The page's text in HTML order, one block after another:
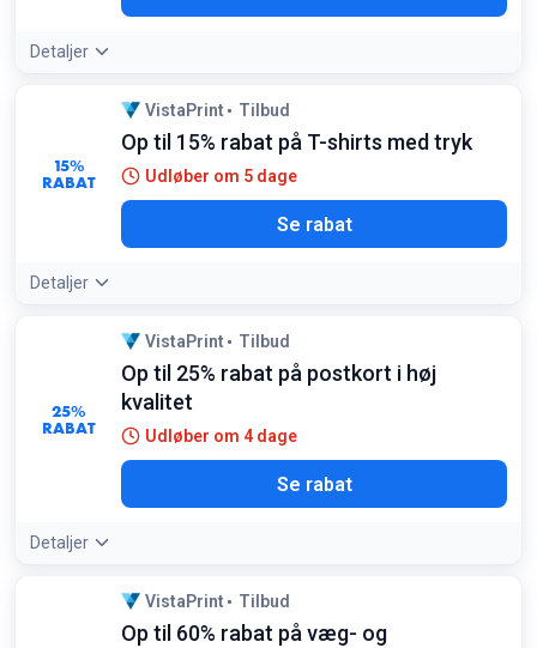
Detaljer
15%
RABAT
VistaPrint Tilbud
Op til 15% rabat på T-shirts med tryk
Udløber om 5 dage
Se rabat
Detaljer
25%
RABAT
VistaPrint Tilbud
Op til 25% rabat på postkort i høj
kvalitet
Udløber om 4 dage
Se rabat
Detaljer
VistaPrint Tilbud
Op til 60% rabat på væg- og